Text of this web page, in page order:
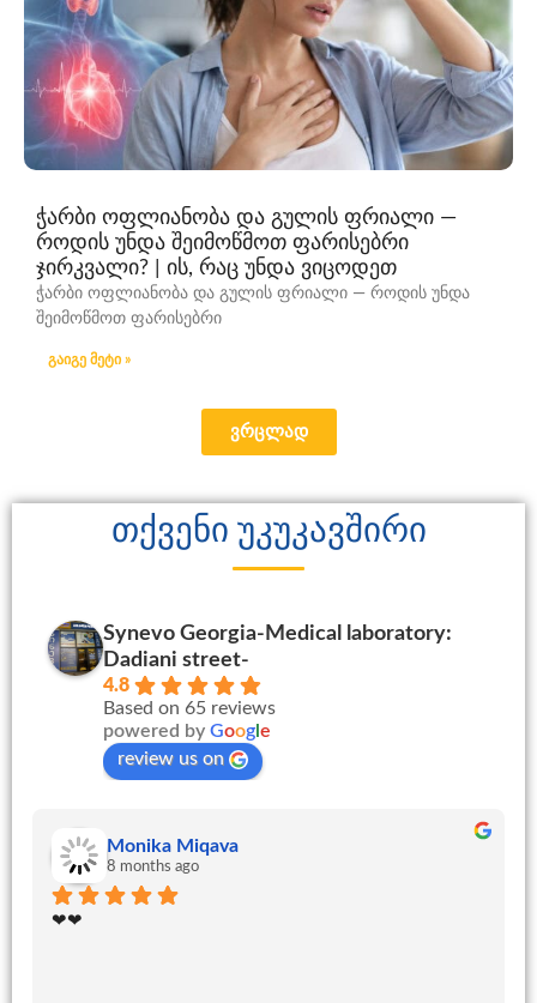
ჭარბი ოფლიანობა და გულის ფრიალი —
როდის უნდა შეიმოწმოთ ფარისებრი
ჯირკვალი? | ის, რაც უნდა ვიცოდეთ
ჭარბი ოფლიანობა და გულის ფრიალი — როდის უნდა
შეიმოწმოთ ფარისებრი
გაიგე მეტი »
ვრცლად
თქვენი უკუკავშირი
Synevo Georgia-Medical laboratory:
Dadiani street-
4.8
Based on 65 reviews
powered by Goog e
review us on
Monika Miqava
8 months ago
❤❤